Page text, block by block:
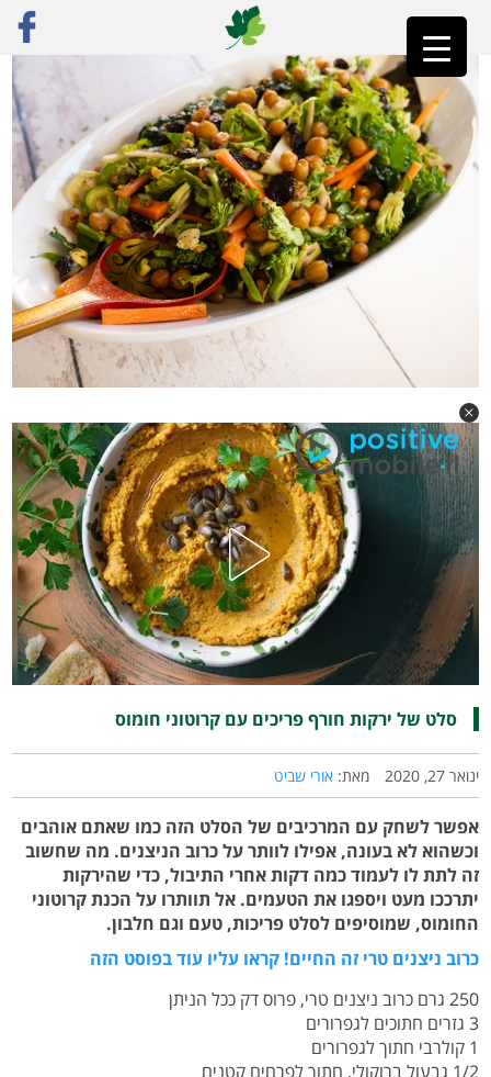
ראשי»רק מתכונים סלט של ירקות חורף פריכים עם קרוטוני חומוס
סלט של ירקות חורף פריכים עם קרוטוני חומוס
ינואר 27, 2020 מאת: אורי שביט
אפשר לשחק עם המרכיבים של הסלט הזה כמו שאתם אוהבים
וכשהוא לא בעונה, אפילו לוותר על כרוב הניצנים. מה שחשוב
זה לתת לו לעמוד כמה דקות אחרי התיבול, כדי שהירקות
יתרככו מעט ויספגו את הטעמים. אל תוותרו על הכנת קרוטוני
החומוס, שמוסיפים לסלט פריכות, טעם וגם חלבון.
כרוב ניצנים טרי זה החיים! קראו עליו עוד בפוסט הזה
250 גרם כרוב ניצנים טרי, פרוס דק ככל הניתן
3 גזרים חתוכים לגפרורים
1 קולרבי חתוך לגפרורים
1/2 גבעול ברוקולי, חתוך לפרחים קטנים